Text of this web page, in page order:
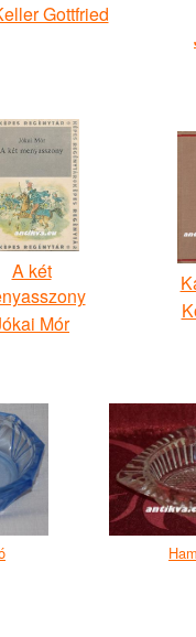
Gottfried
A két
Mór